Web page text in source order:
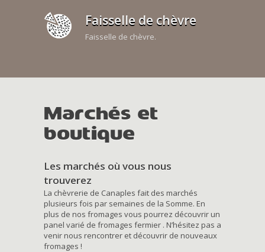
Faisselle de chèvre
Faisselle de chèvre.
Marchés et
boutique
Les marchés où vous nous
trouverez
La chèvrerie de Canaples fait des marchés
plusieurs fois par semaines de la Somme. En
plus de nos fromages vous pourrez découvrir un
panel varié de fromages fermier . N’hésitez pas a
venir nous rencontrer et découvrir de nouveaux
fromages !